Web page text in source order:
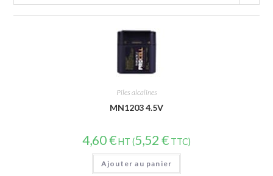
Piles alcalines
MN1203 4.5V
4,60€HT (5,52 € TTC)
Ajouter au panier